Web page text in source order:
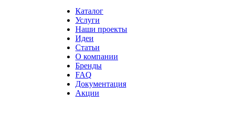
Каталог
Услуги
Наши проекты
Идеи
Статьи
О компании
Бренды
FAQ
Документация
Акции